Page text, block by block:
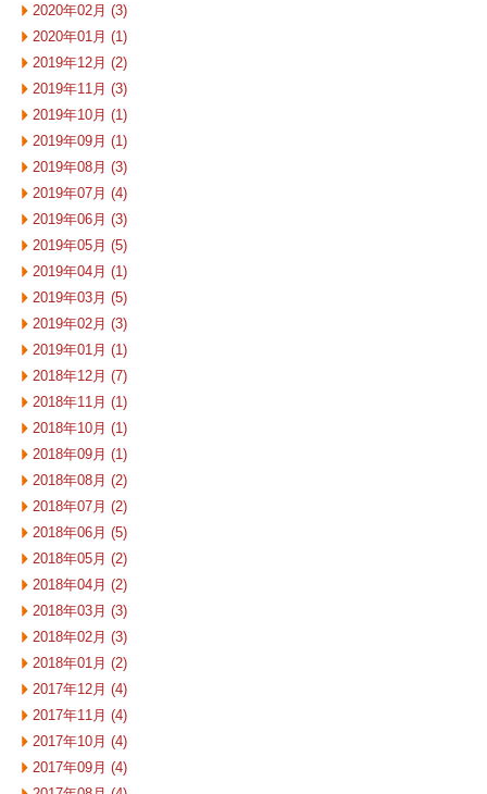
2020年02月 (3)
2020年01月 (1)
2019年12月 (2)
2019年11月 (3)
2019年10月 (1)
2019年09月 (1)
2019年08月 (3)
2019年07月 (4)
2019年06月 (3)
2019年05月 (5)
2019年04月 (1)
2019年03月 (5)
2019年02月 (3)
2019年01月 (1)
2018年12月 (7)
2018年11月 (1)
2018年10月 (1)
2018年09月 (1)
2018年08月 (2)
2018年07月 (2)
2018年06月 (5)
2018年05月 (2)
2018年04月 (2)
2018年03月 (3)
2018年02月 (3)
2018年01月 (2)
2017年12月 (4)
2017年11月 (4)
2017年10月 (4)
2017年09月 (4)